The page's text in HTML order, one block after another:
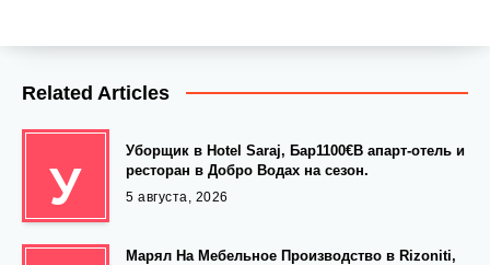
Related Articles
У
Уборщик в Hotel Saraj, Бар1100€В апарт-отель и
ресторан в Добро Водах на сезон.
5 августа, 2026
Марял На Мебельное Производство в Rizoniti,